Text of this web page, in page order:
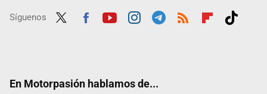
Síguenos
En Motorpasión hablamos de...